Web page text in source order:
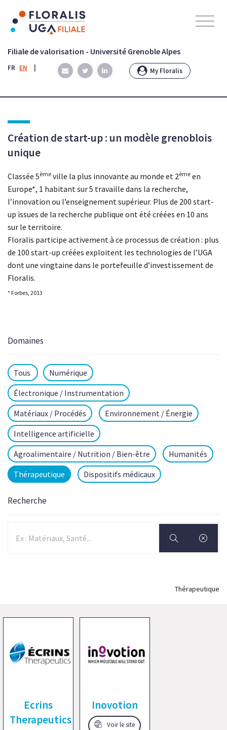
Filiale de valorisation - Université Grenoble Alpes
FR EN My Floralis
Création de start-up : un modèle grenoblois
unique
Classée 5ème ville la plus innovante au monde et 2ème en
Europe*, 1 habitant sur 5 travaille dans la recherche,
l’innovation ou l’enseignement supérieur. Plus de 200 start-
up issues de la recherche publique ont été créées en 10 ans
sur le territoire.
Floralis participe activement à ce processus de création : plus
de 100 start-up créées exploitent les technologies de l’UGA
dont une vingtaine dans le portefeuille d’investissement de
Floralis.
* Forbes, 2013
Domaines
Tous
Numérique
Électronique / Instrumentation
Matériaux / Procédés
Environnement / Énergie
Intelligence artificielle
Agroalimentaire / Nutrition / Bien-être
Humanités
Thérapeutique
Dispositifs médicaux
Recherche
Thérapeutique
Ecrins
Therapeutics
Inovotion
Voir le site